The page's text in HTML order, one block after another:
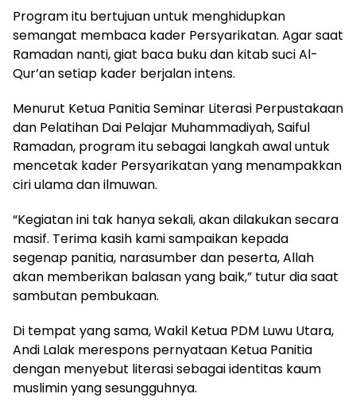
Program itu bertujuan untuk menghidupkan
semangat membaca kader Persyarikatan. Agar saat
Ramadan nanti, giat baca buku dan kitab suci Al-
Qur’an setiap kader berjalan intens.
Menurut Ketua Panitia Seminar Literasi Perpustakaan
dan Pelatihan Dai Pelajar Muhammadiyah, Saiful
Ramadan, program itu sebagai langkah awal untuk
mencetak kader Persyarikatan yang menampakkan
ciri ulama dan ilmuwan.
“Kegiatan ini tak hanya sekali, akan dilakukan secara
masif. Terima kasih kami sampaikan kepada
segenap panitia, narasumber dan peserta, Allah
akan memberikan balasan yang baik,” tutur dia saat
sambutan pembukaan.
Di tempat yang sama, Wakil Ketua PDM Luwu Utara,
Andi Lalak merespons pernyataan Ketua Panitia
dengan menyebut literasi sebagai identitas kaum
muslimin yang sesungguhnya.